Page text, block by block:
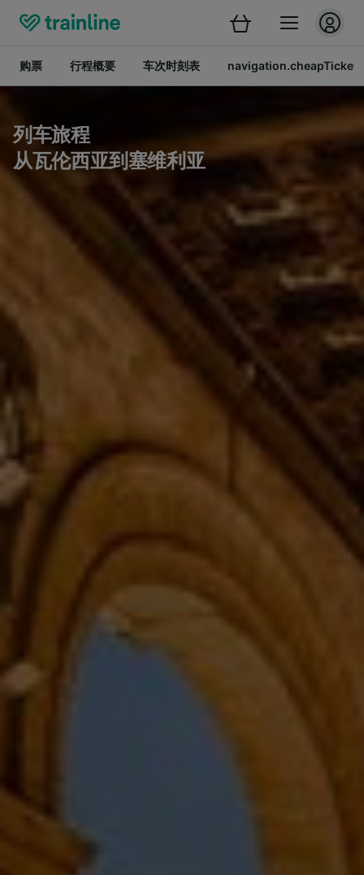
购票 行程概要 车次时刻表 navigation.cheapTickets
列车旅程
从瓦伦西亚到塞维利亚